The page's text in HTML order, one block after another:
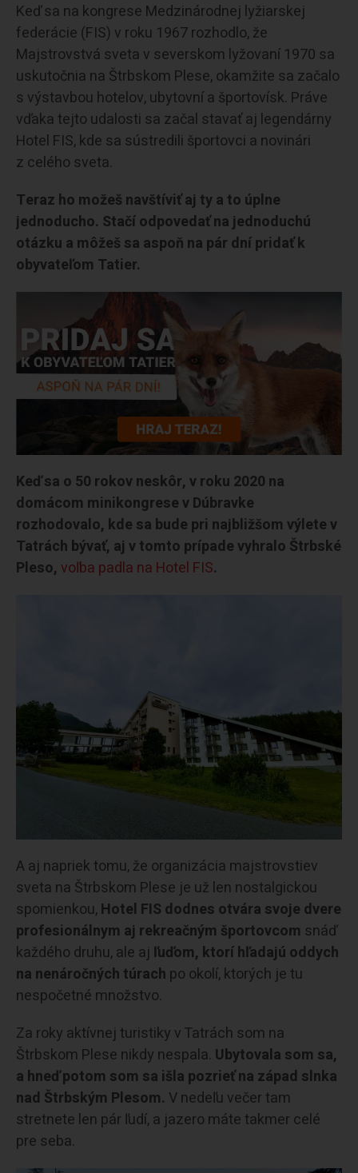
Keď sa na kongrese Medzinárodnej lyžiarskej
federácie (FIS) v roku 1967 rozhodlo, že
Majstrovstvá sveta v severskom lyžovaní 1970 sa
uskutočnia na Štrbskom Plese, okamžite sa začalo
s výstavbou hotelov, ubytovní a športovísk. Práve
vďaka tejto udalosti sa začal stavať aj legendárny
Hotel FIS, kde sa sústredili športovci a novinári
z celého sveta.
Teraz ho možeš navštíviť aj ty a to úplne
jednoducho. Stačí odpovedať na jednoduchú
otázku a môžeš sa aspoň na pár dní pridať k
obyvateľom Tatier.
Keď sa o 50 rokov neskôr, v roku 2020 na
domácom minikongrese v Dúbravke
rozhodovalo, kde sa bude pri najbližšom výlete v
Tatrách bývať, aj v tomto prípade vyhralo Štrbské
Pleso, voľba padla na Hotel FIS.
A aj napriek tomu, že organizácia majstrovstiev
sveta na Štrbskom Plese je už len nostalgickou
spomienkou, Hotel FIS dodnes otvára svoje dvere
profesionálnym aj rekreačným športovcom snáď
každého druhu, ale aj ľuďom, ktorí hľadajú oddych
na nenáročných túrach po okolí, ktorých je tu
nespočetné množstvo.
Za roky aktívnej turistiky v Tatrách som na
Štrbskom Plese nikdy nespala. Ubytovala som sa,
a hneď potom som sa išla pozrieť na západ slnka
nad Štrbským Plesom. V nedeľu večer tam
stretnete len pár ľudí, a jazero máte takmer celé
pre seba.